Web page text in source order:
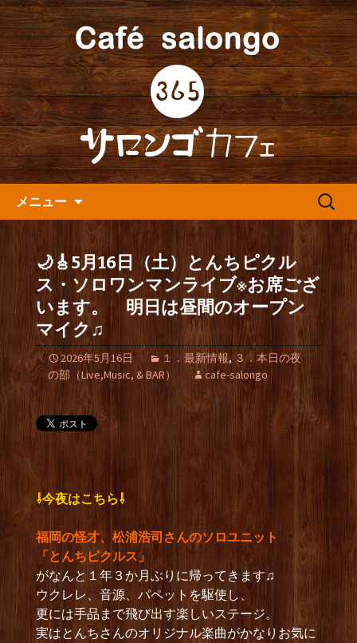
人形町の『365(サロンゴ)カフ
ェ』よりお知らせ
人形町の音楽カフェ『365カフェ』より
最新情報をお届けします。
メニュー
検
🌙🎸5月16日（土）とんちピクル
ス・ソロワンマンライブ※お席ござ
います。 明日は昼間のオープン
マイク♫
2026年5月16日 １．最新情報, ３．本日の夜
の部（Live,Music, & BAR）
cafe-salongo
⇩今夜はこちら⇩
福岡の怪才、松浦浩司さんのソロユニット
「とんちピクルス」
がなんと１年３か月ぶりに帰ってきます♫
ウクレレ、音源、パペットを駆使し、
更には手品まで飛び出す楽しいステージ。
実はとんちさんのオリジナル楽曲がかなりお気に